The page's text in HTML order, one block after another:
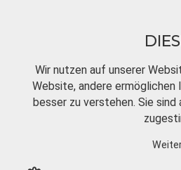
Wir nutzen auf unserer
Website, andere ermöglichen
besser zu verstehen. Sie